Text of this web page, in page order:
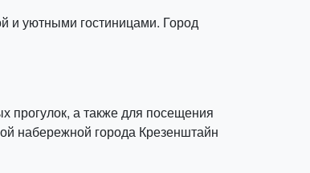
и уютными гостиницами. Город
прогулок, а также для посещения
набережной города Крезенштайн